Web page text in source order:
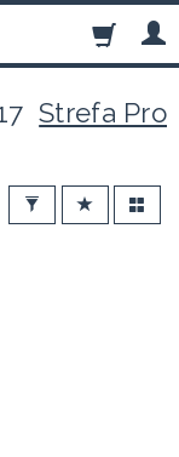
Strefa Pro